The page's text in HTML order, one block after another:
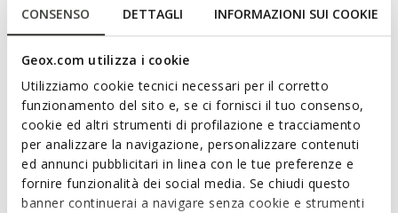
CONSENSO DETTAGLI INFORMAZIONI SUI COOKIE
Geox.com utilizza i cookie
Utilizziamo cookie tecnici necessari per il corretto
funzionamento del sito e, se ci fornisci il tuo consenso,
cookie ed altri strumenti di profilazione e tracciamento
per analizzare la navigazione, personalizzare contenuti
ed annunci pubblicitari in linea con le tue preferenze e
fornire funzionalità dei social media. Se chiudi questo
banner continuerai a navigare senza cookie e strumenti
elegant touch to everyday outfits. Made from leather, it is
it is a refined and versatile accessory, also suitable for the
office.
ITEM CODE:D65KUE0009BC9209
Read more
Features
reversible design